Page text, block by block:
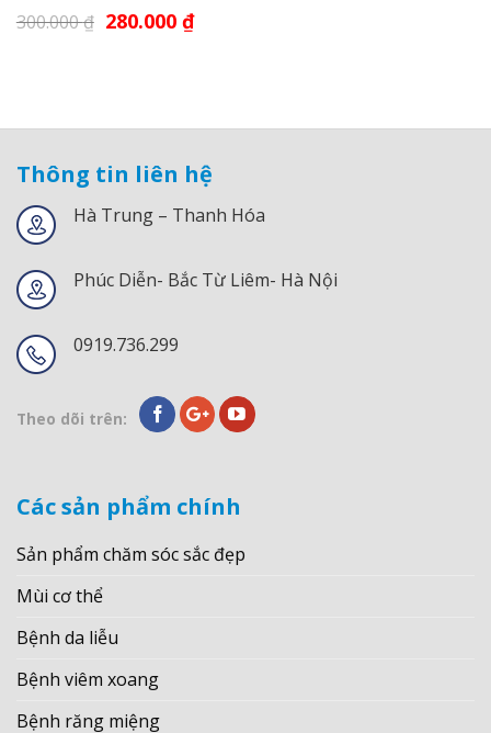
300.000₫ 280.000 ₫
Thông tin liên hệ
Hà Trung – Thanh Hóa
Phúc Diễn- Bắc Từ Liêm- Hà Nội
0919.736.299
Theo dõi trên:
Các sản phẩm chính
Sản phẩm chăm sóc sắc đẹp
Mùi cơ thể
Bệnh da liễu
Bệnh viêm xoang
Bệnh răng miệng